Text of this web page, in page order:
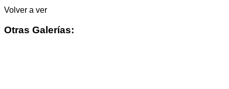
Volver a ver
Otras Galerías: